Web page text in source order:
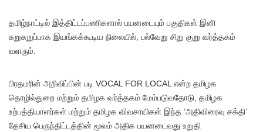
தமிழ்நாட்டில் இத்திட்டப்பணிகளால் பயனடையும் பகுதிகள் இனி
சுறுசுறுப்பாக இயங்கக்கூடிய நிலையில், பல்வேறு சிறு குறு வர்த்தகம்
வளரும்.
பிரதமரின் அறிவிப்பின் படி VOCAL FOR LOCAL என்ற தமிழக
தொழில்துறை மற்றும் தமிழக வர்த்தகம் மேம்படுவதோடு, தமிழக
உற்பத்தியாளர்கள் மற்றும் தமிழக விவசாயிகள் இந்த ‘அதிவிரைவு சக்தி’
தேசிய பெருந்திட்டத்தின் மூலம் அதிக பயனடைவது உறுதி